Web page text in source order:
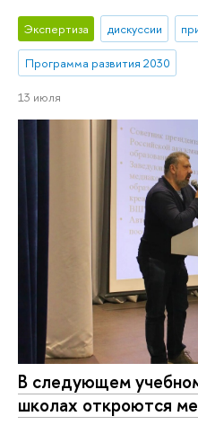
Экспертиза дискуссии
Программа развития 2030
13 июля
В следующем
школах откроются